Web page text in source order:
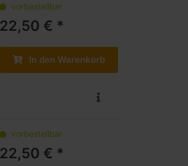
vorbestellbar
22,50 € *
In den Warenkorb
vorbestellbar
22,50 € *